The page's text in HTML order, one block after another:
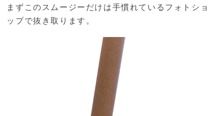
まずこのスムージーだけは手慣れているフォトショ
ップで抜き取ります。